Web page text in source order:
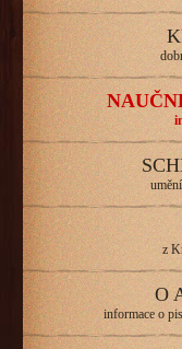
z
O
informace o